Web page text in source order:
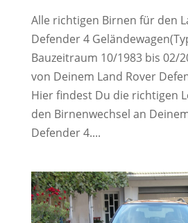
Alle richtigen Birnen für den
Defender 4
Bauzeitraum 10/1983 bis 02/
von Deinem Land Rover
Hier findest Du die richtigen
den Birnenwechsel an
Defender 4....